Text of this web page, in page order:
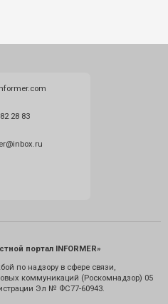
28 83
портал INFORMER»
по надзору в сфере связи,
коммуникаций (Роскомнадзор) 05
Эл № ФС77-60943.